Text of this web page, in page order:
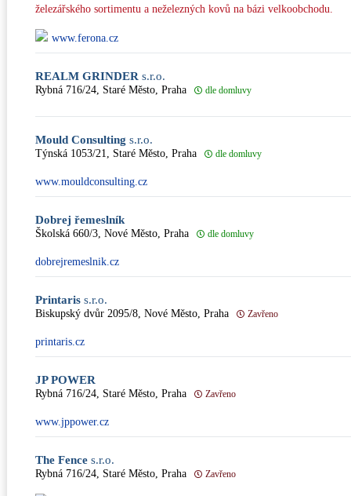
železářského sortimentu a neželezných kovů na bázi velkoobchodu.
www.ferona.cz
REALM GRINDER s.r.o.
Rybná 716/24, Staré Město, Praha dle domluvy
Mould Consulting s.r.o.
Týnská 1053/21, Staré Město, Praha dle domluvy
www.mouldconsulting.cz
Dobrej řemeslník
Školská 660/3, Nové Město, Praha dle domluvy
dobrejremeslnik.cz
Printaris s.r.o.
Biskupský dvůr 2095/8, Nové Město, Praha Zavřeno
printaris.cz
JP POWER
Rybná 716/24, Staré Město, Praha Zavřeno
www.jppower.cz
The Fence s.r.o.
Rybná 716/24, Staré Město, Praha Zavřeno